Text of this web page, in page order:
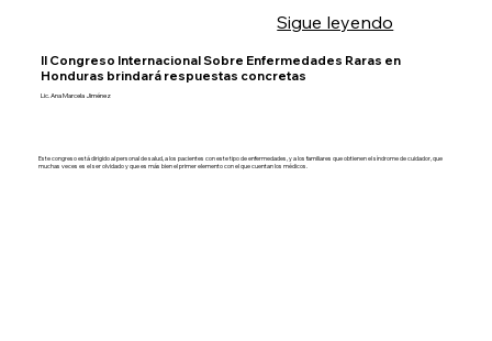
Sigue leyendo
II Congreso Internacional Sobre Enfermedades Raras en
Honduras brindará respuestas concretas
Lic. Ana Marcela Jiménez
Este congreso está dirigido al personal de salud, a los pacientes con este tipo de enfermedades, y a los familiares que obtienen el síndrome de cuidador, que
muchas veces es el ser olvidado y que es más bien el primer elemento con el que cuentan los médicos.